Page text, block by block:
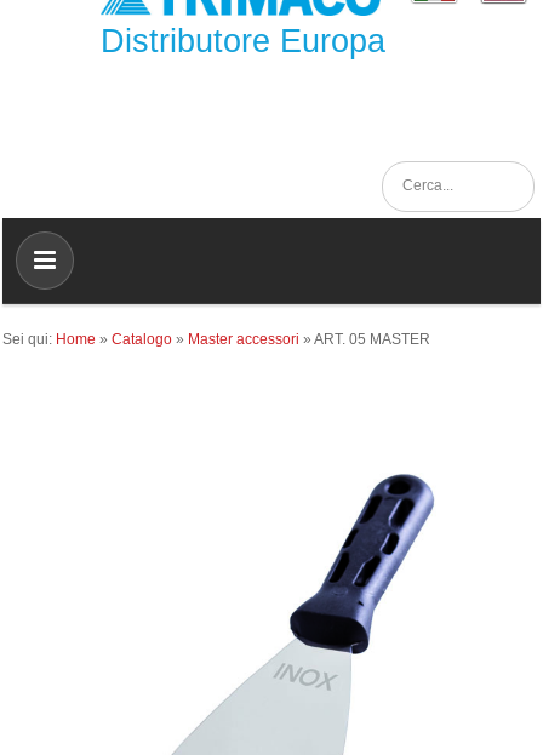
Distributore Europa
Sei qui: Home » Catalogo » Master accessori » ART. 05 MASTER